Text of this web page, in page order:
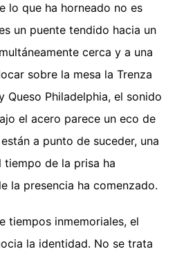
lo que ha horneado no es
un puente tendido hacia un
cerca y a una
sobre la mesa la Trenza
Queso Philadelphia, el sonido
el acero parece un eco de
a punto de suceder, una
tiempo de la prisa ha
la presencia ha comenzado.
tiempos inmemoriales, el
la identidad. No se trata